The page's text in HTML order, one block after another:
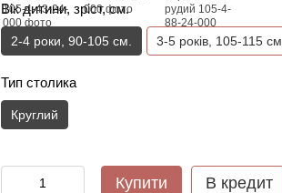
Вік дитини, зріст, см.
2-4 роки, 90-105 см. 3-5 років, 105-115 см.
Тип столика
Круглий
Купити В кредит